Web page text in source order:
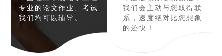
专业的论文作业、考试
我们均可以辅导。
我们会主动与您取得联
系，速度绝对比您想象
的还快！